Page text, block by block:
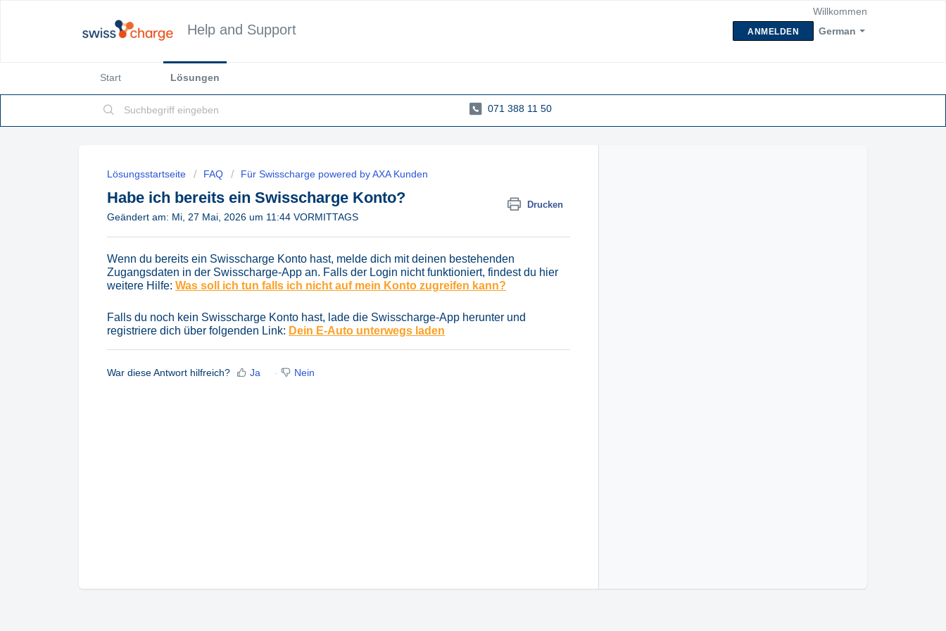
Help and Support German
Willkommen
ANMELDEN
Start Lösungen
071 388 11 50
Lösungsstartseite FAQ Für Swisscharge powered by AXA Kunden
Habe ich bereits ein Swisscharge Konto? Drucken
Geändert am: Mi, 27 Mai, 2026 um 11:44 VORMITTAGS
Wenn du bereits ein Swisscharge Konto hast, melde dich mit deinen bestehenden
Zugangsdaten in der Swisscharge-App an. Falls der Login nicht funktioniert, findest du hier
weitere Hilfe: Was soll ich tun falls ich nicht auf mein Konto zugreifen kann?
Falls du noch kein Swisscharge Konto hast, lade die Swisscharge-App herunter und
registriere dich über folgenden Link: Dein E-Auto unterwegs laden
War diese Antwort hilfreich? Ja Nein